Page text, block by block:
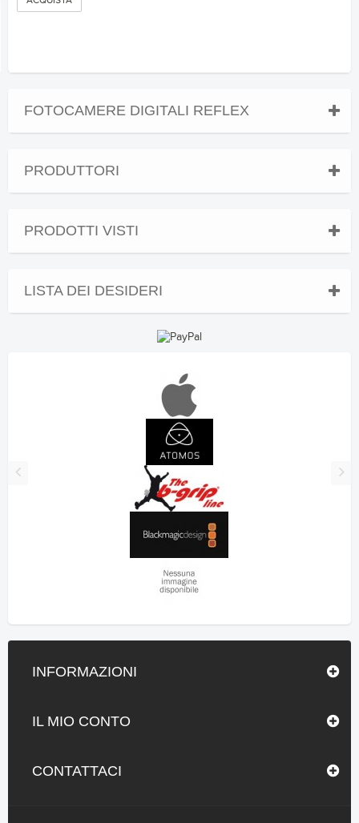
FOTOCAMERE DIGITALI REFLEX
PRODUTTORI
PRODOTTI VISTI
LISTA DEI DESIDERI
INFORMAZIONI
IL MIO CONTO
CONTATTACI